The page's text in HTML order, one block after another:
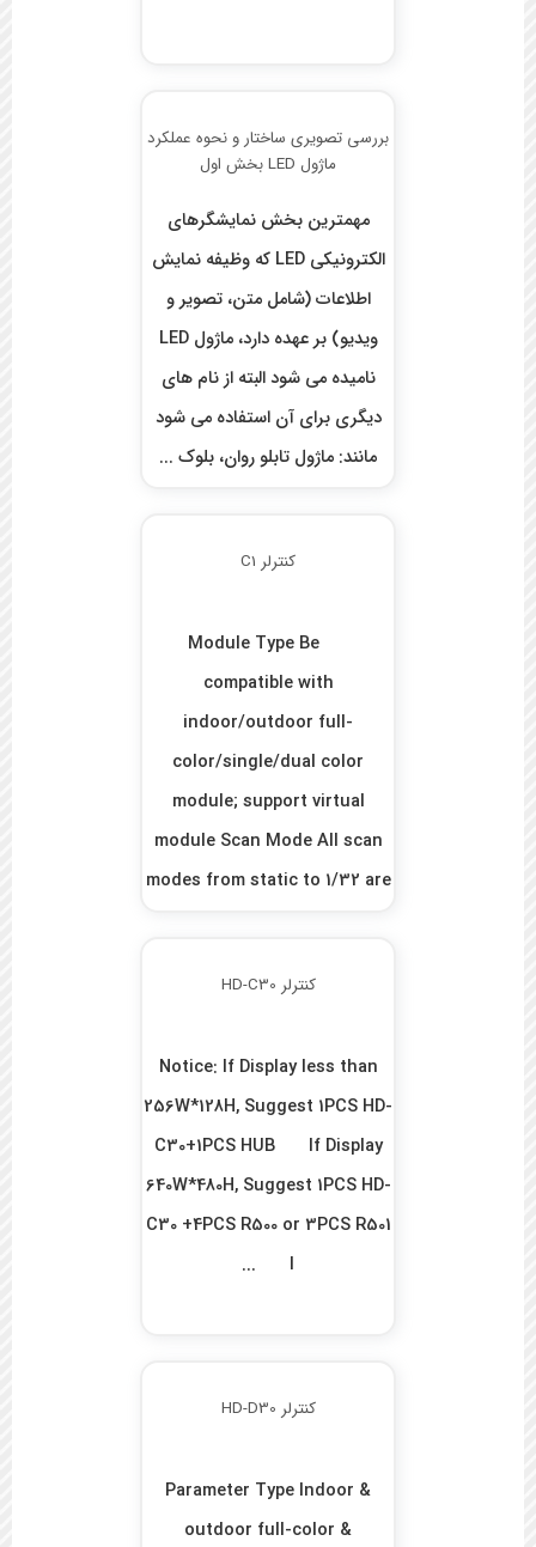
بررسی تصویری ساختار و نحوه عملکرد
ماژول LED بخش اول
مهمترین بخش نمایشگرهای
الکترونیکی LED که وظیفه نمایش
اطلاعات (شامل متن، تصویر و
ویدیو) بر عهده دارد، ماژول LED
نامیده می شود البته از نام های
دیگری برای آن استفاده می شود
مانند: ماژول تابلو روان، بلوک ...
کنترلر C1
Module Type Be
compatible with
indoor/outdoor full-
color/single/dual color
module; support virtual
module Scan Mode All scan
modes from static to 1/32 are
کنترلر HD-C30
Notice: If Display less than
256W*128H, Suggest 1PCS HD-
C30+1PCS HUB If Display
640W*480H, Suggest 1PCS HD-
C30 +4PCS R500 or 3PCS R501
I ...
کنترلر HD-D30
Parameter Type Indoor &
outdoor full-color &